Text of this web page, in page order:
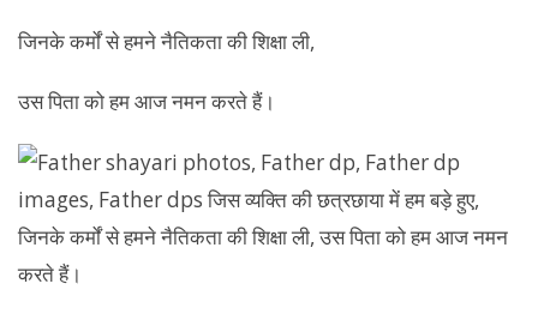
जिनके कर्मों से हमने नैतिकता की शिक्षा ली,
उस पिता को हम आज नमन करते हैं।